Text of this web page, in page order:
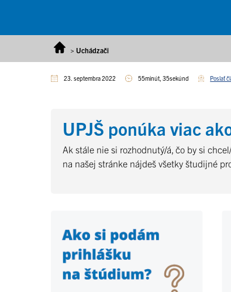
> Uchádzači
23. septembra 2022 55minút, 35sekúnd Poslať
UPJŠ ponúka viac
Ak stále nie si rozhodnutý/á, čo by si
na našej stránke nájdeš všetky študijné